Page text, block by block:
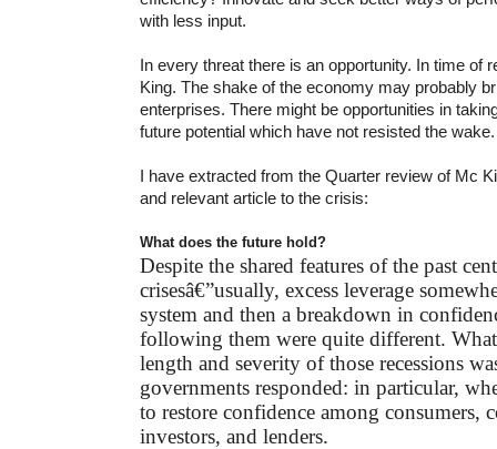
with less input.
In every threat there is an opportunity. In time of
King. The shake of the economy may probably
enterprises. There might be opportunities in
future potential which have not resisted the wake.
I have extracted from the Quarter review of Mc
and relevant article to the crisis:
What does the future hold?
Despite the shared features of the past
crisesâ€”usually, excess leverage
system and then a breakdown in
following them were quite different.
length and severity of those recessions
governments responded: in particular,
to restore confidence among consumers,
investors, and lenders.